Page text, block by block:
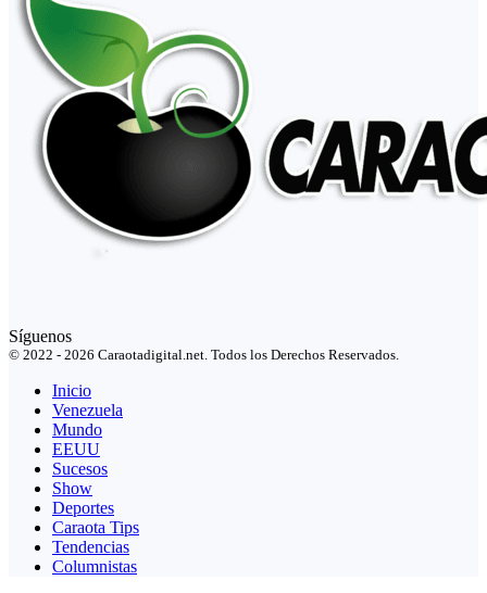
Síguenos
© 2022 - 2026 Caraotadigital.net. Todos los Derechos Reservados.
Inicio
Venezuela
Mundo
EEUU
Sucesos
Show
Deportes
Caraota Tips
Tendencias
Columnistas